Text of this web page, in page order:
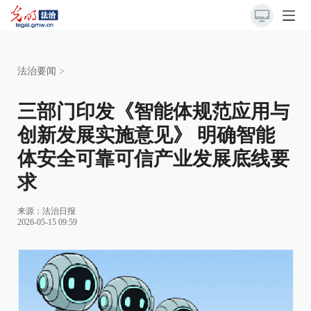
法治要闻 >
三部门印发《智能体规范应用与
创新发展实施意见》 明确智能
体安全可靠可信产业发展底线要
求
来源： 法治日报
2026-05-15 09:59